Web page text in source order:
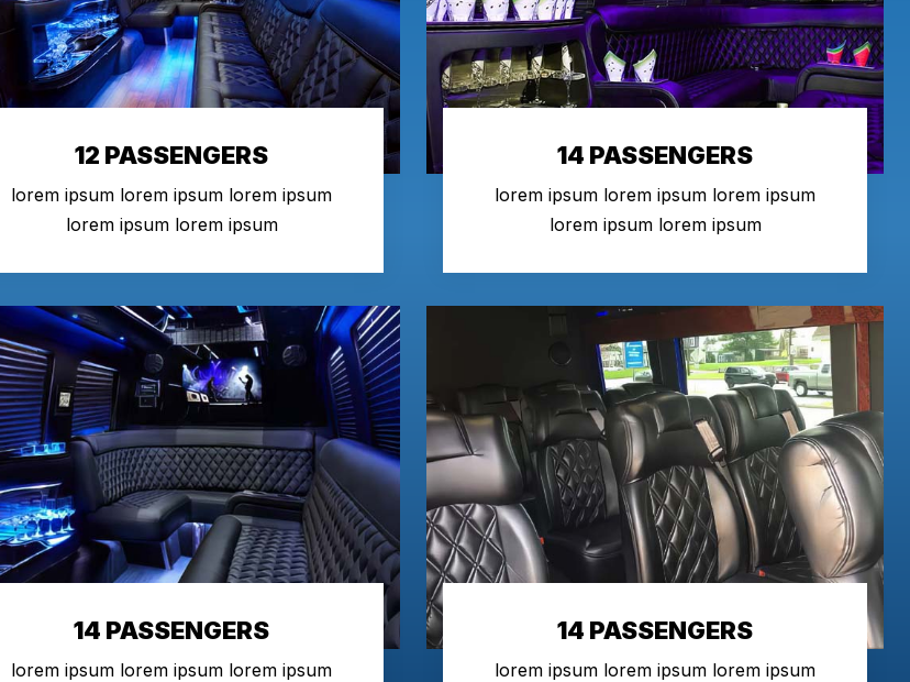
12 PASSENGERS
lorem ipsum lorem ipsum lorem ipsum
lorem ipsum lorem ipsum
14 PASSENGERS
lorem ipsum lorem ipsum lorem ipsum
lorem ipsum lorem ipsum
14 PASSENGERS
lorem ipsum lorem ipsum lorem ipsum
14 PASSENGERS
lorem ipsum lorem ipsum lorem ipsum